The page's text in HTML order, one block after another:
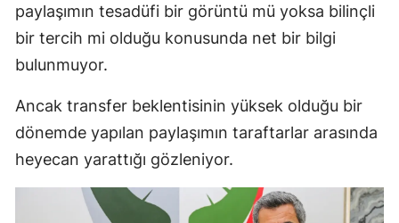
paylaşımın tesadüfi bir görüntü mü yoksa bilinçli
bir tercih mi olduğu konusunda net bir bilgi
bulunmuyor.
Ancak transfer beklentisinin yüksek olduğu bir
dönemde yapılan paylaşımın taraftarlar arasında
heyecan yarattığı gözleniyor.